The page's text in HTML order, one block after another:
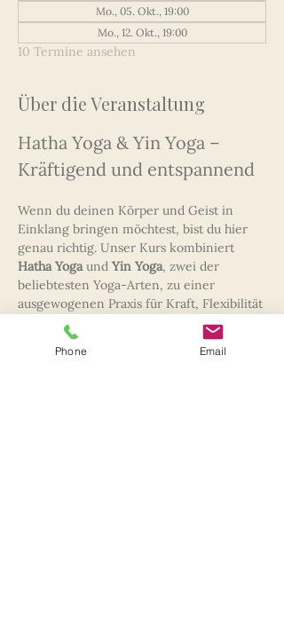
Mo., 05. Okt., 19:00
Mo., 12. Okt., 19:00
10 Termine ansehen
Über die Veranstaltung
Hatha Yoga & Yin Yoga –
Kräftigend und entspannend
Wenn du deinen Körper und Geist in
Einklang bringen möchtest, bist du hier
genau richtig. Unser Kurs kombiniert
Hatha Yoga und Yin Yoga, zwei der
beliebtesten Yoga-Arten, zu einer
ausgewogenen Praxis für Kraft, Flexibilität
und Entspannung.
Hatha Yoga stärkt die Muskulatur,
Phone Email